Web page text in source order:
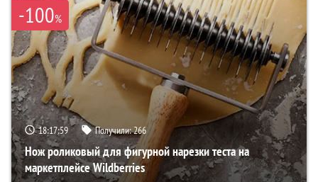
-100%
18:17:57 Получили:266
Нож роликовый для фигурной нарезки теста на
маркетплейсе Wildberries